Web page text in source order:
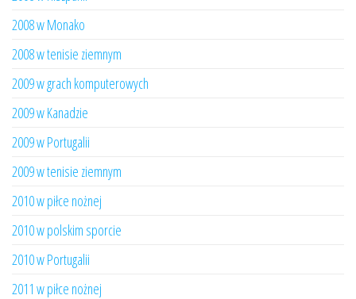
2008 w Monako
2008 w tenisie ziemnym
2009 w grach komputerowych
2009 w Kanadzie
2009 w Portugalii
2009 w tenisie ziemnym
2010 w piłce nożnej
2010 w polskim sporcie
2010 w Portugalii
2011 w piłce nożnej